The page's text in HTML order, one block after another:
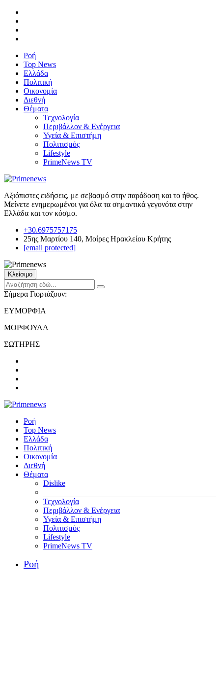
Ροή
Top News
Ελλάδα
Πολιτική
Οικονομία
Διεθνή
Θέματα
Τεχνολογία
Περιβάλλον & Ενέργεια
Υγεία & Επιστήμη
Πολιτισμός
Lifestyle
PrimeNews TV
Αξιόπιστες ειδήσεις, με σεβασμό στην παράδοση και το ήθος.
Μείνετε ενημερωμένοι για όλα τα σημαντικά γεγονότα στην
Ελλάδα και τον κόσμο.
+30.6975757175
25ης Μαρτίου 140, Μοίρες Ηρακλείου Κρήτης
[email protected]
Κλείσιμο
Σήμερα Γιορτάζουν:
ΕΥΜΟΡΦΙΑ
ΜΟΡΦΟΥΛΑ
ΣΩΤΗΡΗΣ
Ροή
Top News
Ελλάδα
Πολιτική
Οικονομία
Διεθνή
Θέματα
Dislike
Τεχνολογία
Περιβάλλον & Ενέργεια
Υγεία & Επιστήμη
Πολιτισμός
Lifestyle
PrimeNews TV
Ροή